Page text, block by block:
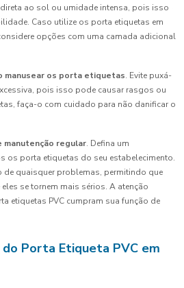
ao sol ou umidade intensa, pois isso
Caso utilize os porta etiquetas em
opções com uma camada adicional
manusear os porta etiquetas. Evite puxá-
pois isso pode causar rasgos ou
faça-o com cuidado para não danificar o
manutenção regular. Defina um
os porta etiquetas do seu estabelecimento.
de quaisquer problemas, permitindo que
se tornem mais sérios. A atenção
etiquetas PVC cumpram sua função de
Porta Etiqueta PVC em